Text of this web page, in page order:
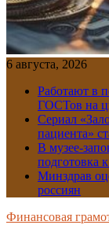
6 августа, 2026
Работают в
ГОСТов на
Сериал
пациента»
В музее-
подготовка
Минздрав
россиян
Финансовая